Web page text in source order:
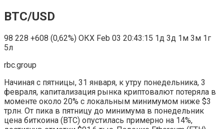
BTC/USD
98 228 +608 (0,62%) ОКХ Feb 03 20:43:15 1д 3д 1м 3м 1г
5л
rbc.group
Начиная с пятницы, 31 января, к утру понедельника, 3
февраля, капитализация рынка криптовалют потеряла в
моменте около 20% с локальным минимумом ниже $3
трлн. От пика в пятницу до минимума в понедельник
цена биткоина (BTC) опустилась примерно на 14%,